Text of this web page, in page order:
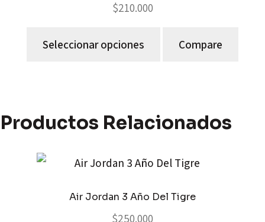
$210.000
Seleccionar opciones Compare
Productos Relacionados
Air Jordan 3 Año Del Tigre
$250.000